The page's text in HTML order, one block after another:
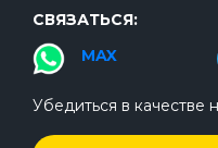
СВЯЗАТЬСЯ:
MAX
Убедиться в